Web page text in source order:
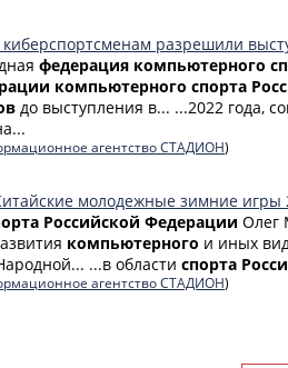
киберспортсменам разрешили
федерация компьютерного
компьютерного спорта
до выступления в... ...2022 года,
агентство СТАДИОН)
молодежные зимние
Российской Федерации Олег
компьютерного и иных
...в области спорта
агентство СТАДИОН)